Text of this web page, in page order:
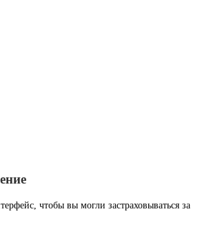
чтобы вы могли застраховываться за